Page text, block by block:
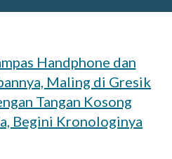
Handphone dan
Maling di Gresik
Tangan Kosong
Begini Kronologinya